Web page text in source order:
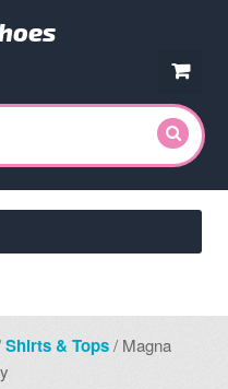
Shirts & Tops/ Magna